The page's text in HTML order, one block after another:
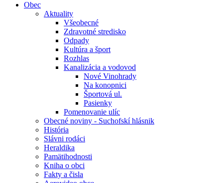
Obec
Aktuality
Všeobecné
Zdravotné stredisko
Odpady
Kultúra a šport
Rozhlas
Kanalizácia a vodovod
Nové Vinohrady
Na konopnici
Športová ul.
Pasienky
Pomenovanie ulíc
Obecné noviny - Suchofskí hlásnik
História
Slávni rodáci
Heraldika
Pamätihodnosti
Kniha o obci
Fakty a čisla